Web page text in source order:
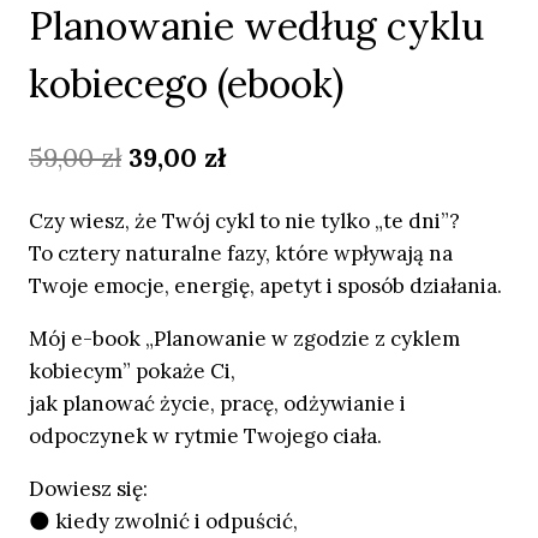
Planowanie według cyklu
kobiecego (ebook)
59,00zł Pierwotna
wynosiła:
59,00 zł.
39,00 złAktualna
wynosi:
39,00 zł.
Czy wiesz, że Twój cykl to nie tylko „te dni”?
To cztery naturalne fazy, które wpływają na
Twoje emocje, energię, apetyt i sposób działania.
Mój e-book „Planowanie w zgodzie z cyklem
kobiecym” pokaże Ci,
jak planować życie, pracę, odżywianie i
odpoczynek w rytmie Twojego ciała.
Dowiesz się:
🌑 kiedy zwolnić i odpuścić,